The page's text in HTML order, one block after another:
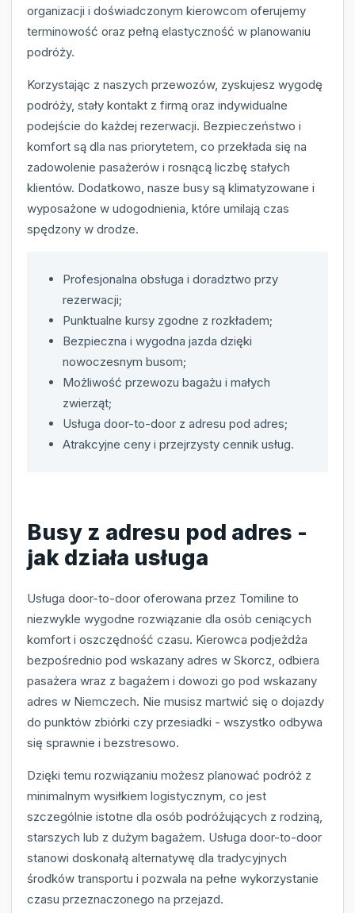
organizacji i doświadczonym kierowcom oferujemy
terminowość oraz pełną elastyczność w planowaniu
podróży.
Korzystając z naszych przewozów, zyskujesz wygodę
podróży, stały kontakt z firmą oraz indywidualne
podejście do każdej rezerwacji. Bezpieczeństwo i
komfort są dla nas priorytetem, co przekłada się na
zadowolenie pasażerów i rosnącą liczbę stałych
klientów. Dodatkowo, nasze busy są klimatyzowane i
wyposażone w udogodnienia, które umilają czas
spędzony w drodze.
Profesjonalna obsługa i doradztwo przy
rezerwacji;
Punktualne kursy zgodne z rozkładem;
Bezpieczna i wygodna jazda dzięki
nowoczesnym busom;
Możliwość przewozu bagażu i małych
zwierząt;
Usługa door-to-door z adresu pod adres;
Atrakcyjne ceny i przejrzysty cennik usług.
Busy z adresu pod adres -
jak działa usługa
Usługa door-to-door oferowana przez Tomiline to
niezwykle wygodne rozwiązanie dla osób ceniących
komfort i oszczędność czasu. Kierowca podjeżdża
bezpośrednio pod wskazany adres w Skorcz, odbiera
pasażera wraz z bagażem i dowozi go pod wskazany
adres w Niemczech. Nie musisz martwić się o dojazdy
do punktów zbiórki czy przesiadki - wszystko odbywa
się sprawnie i bezstresowo.
Dzięki temu rozwiązaniu możesz planować podróż z
minimalnym wysiłkiem logistycznym, co jest
szczególnie istotne dla osób podróżujących z rodziną,
starszych lub z dużym bagażem. Usługa door-to-door
stanowi doskonałą alternatywę dla tradycyjnych
środków transportu i pozwala na pełne wykorzystanie
czasu przeznaczonego na przejazd.